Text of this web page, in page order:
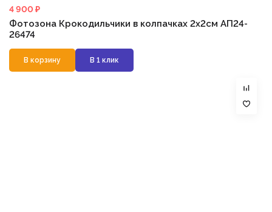
4 900 ₽
Фотозона Крокодильчики в колпачках 2х2см АП24-
26474
В корзину В 1 клик